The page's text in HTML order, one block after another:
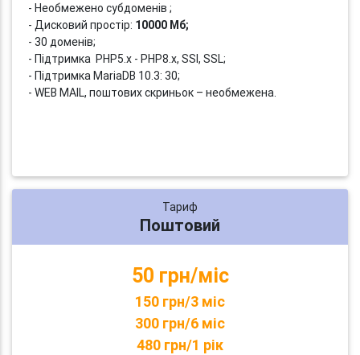
- Необмежено субдоменів ;
- Дисковий простір: 10000 Мб;
- 30 доменів;
- Підтримка PHP5.x - PHP8.x, SSI, SSL;
- Підтримка MariaDB 10.3: 30;
- WEB MAIL, поштових скриньок – необмежена.
Тариф
Поштовий
50 грн/міс
150 грн/3 міс
300 грн/6 міс
480 грн/1 рік